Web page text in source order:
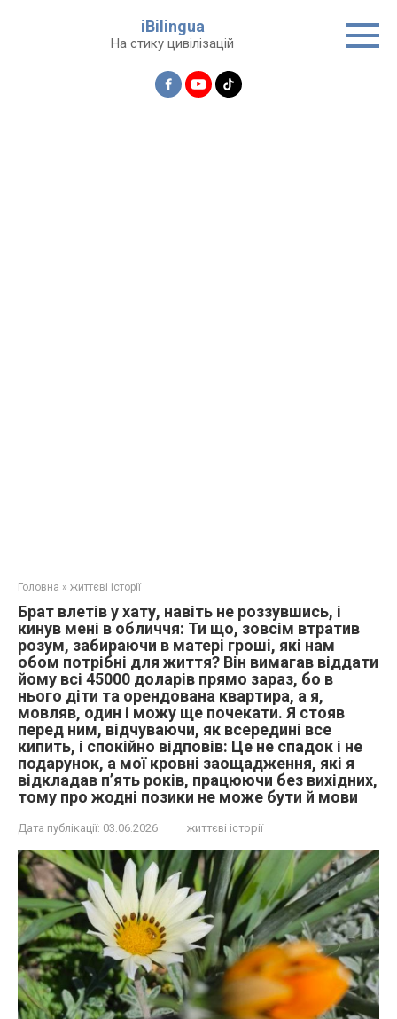
iBilingua
На стику цивілізацій
Головна » життєві історії
Брат влетів у хату, навіть не роззувшись, і
кинув мені в обличчя: Ти що, зовсім втратив
розум, забираючи в матері гроші, які нам
обом потрібні для життя? Він вимагав віддати
йому всі 45000 доларів прямо зараз, бо в
нього діти та орендована квартира, а я,
мовляв, один і можу ще почекати. Я стояв
перед ним, відчуваючи, як всередині все
кипить, і спокійно відповів: Це не спадок і не
подарунок, а мої кровні заощадження, які я
відкладав п’ять років, працюючи без вихідних,
тому про жодні позики не може бути й мови
Дата публікації: 03.06.2026 життєві історії